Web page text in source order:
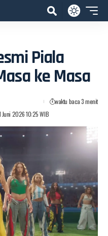
Piala
ke Masa
Juni 2026 10:25 WIB
waktu baca 3 menit